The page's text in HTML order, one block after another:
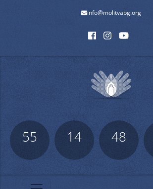
info@molitvabg.org
55 14 48